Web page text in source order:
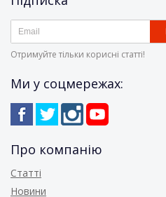
Отримуйте тільки корисні статті!
Ми у соцмережах:
Про компанію
Статті
Новини